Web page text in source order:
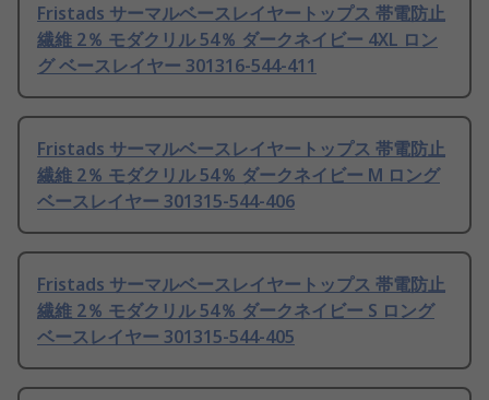
Fristads サーマルベースレイヤートップス 帯電防止
繊維 2％ モダクリル 54％ ダークネイビー 4XL ロン
グ ベースレイヤー 301316-544-411
Fristads サーマルベースレイヤートップス 帯電防止
繊維 2％ モダクリル 54％ ダークネイビー M ロング
ベースレイヤー 301315-544-406
Fristads サーマルベースレイヤートップス 帯電防止
繊維 2％ モダクリル 54％ ダークネイビー S ロング
ベースレイヤー 301315-544-405